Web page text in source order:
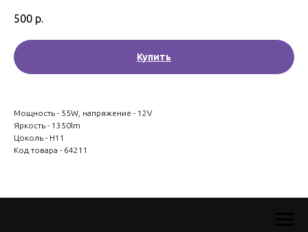
500 р.
Купить
Мощность - 55W, напряжение - 12V
Яркость - 1350lm
Цоколь - H11
Код товара - 64211